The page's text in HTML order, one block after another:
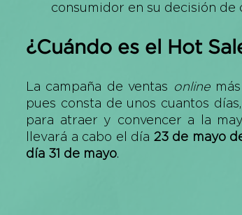
consumidor en su decisión de
¿Cuándo es el Hot
La campaña de ventas online más
pues consta de unos cuantos
para atraer y convencer a la
llevará a cabo el día 23 de mayo
día 31 de mayo.